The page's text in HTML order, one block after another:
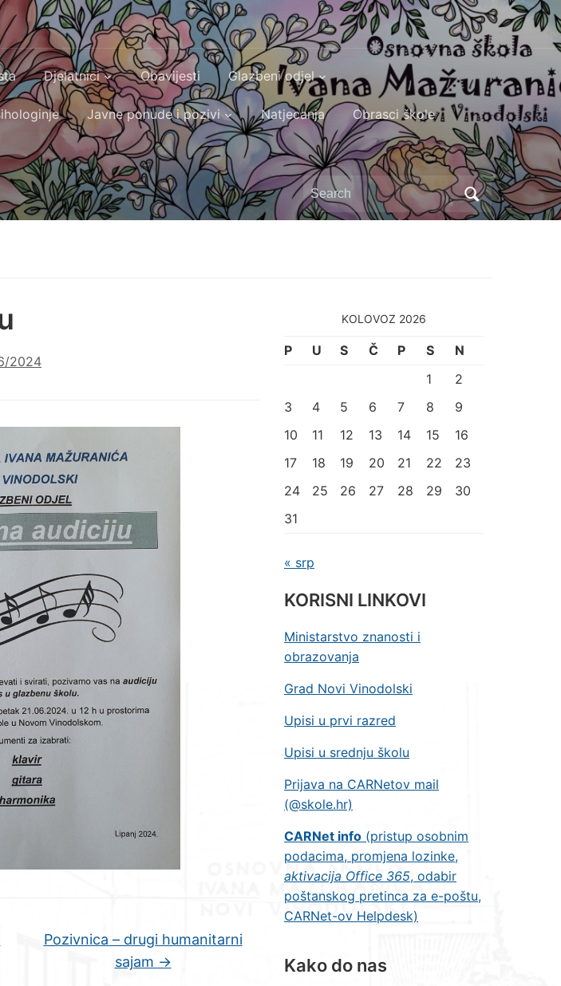
Djelatnici Obavijesti Glazbeni odjel
Javne ponude i pozivi Natjecanja Obrasci škole
Search
for:
2024
Pozivnica – drugi humanitarni
sajam →
KOLOVOZ 2026
P U S Č P S
N
1
2
3
4 5 6 7 8
9
10
11 12 13 14 15
16
17
18 19 20 21 22
23
24
25 26 27 28 29
30
31
« srp
KORISNI LINKOVI
Ministarstvo znanosti i
obrazovanja
Grad Novi Vinodolski
Upisi u prvi razred
Upisi u srednju školu
Prijava na CARNetov mail
(@skole.hr)
CARNet info (pristup osobnim
podacima, promjena lozinke,
aktivacija Office 365, odabir
poštanskog pretinca za e-poštu,
CARNet-ov Helpdesk)
Kako do nas